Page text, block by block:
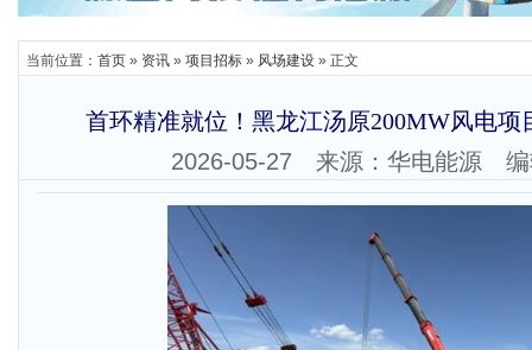
当前位置： 首页 » 资讯 » 项目招标 » 风场建设 » 正文
首环精准就位！黑龙江汤原200MW风电项
2026-05-27 来源：华电能源 编